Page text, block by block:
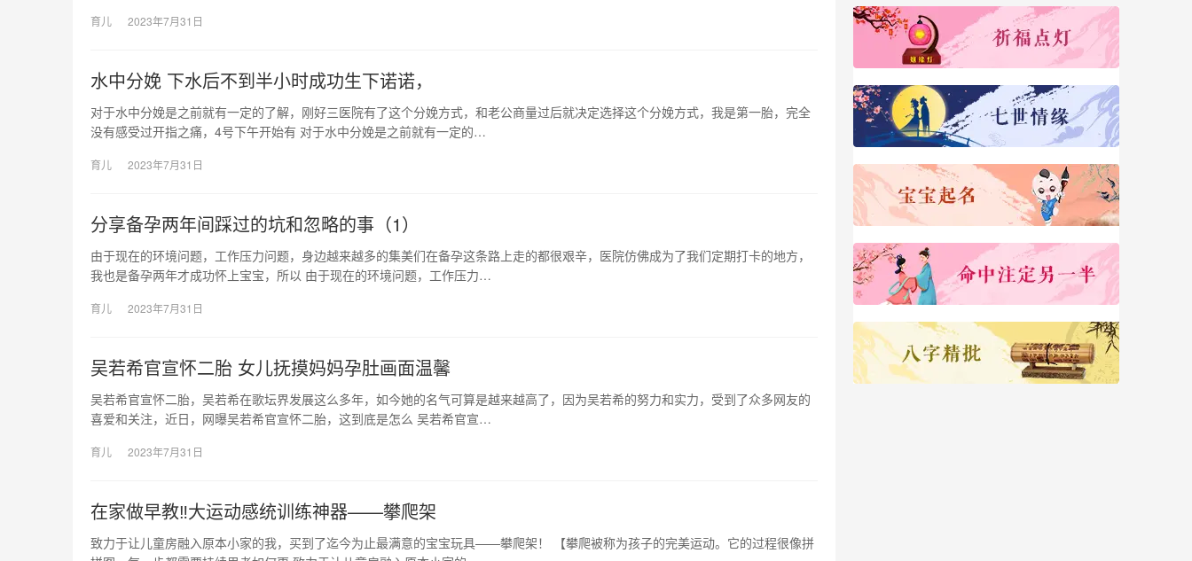
育儿 2023年7月31日
水中分娩 下水后不到半小时成功生下诺诺，
对于水中分娩是之前就有一定的了解，刚好三医院有了这个分娩方式，和老公商量过后就决定选择这个分娩方式，我是第一胎，完全
没有感受过开指之痛，4号下午开始有 对于水中分娩是之前就有一定的…
育儿 2023年7月31日
分享备孕两年间踩过的坑和忽略的事（1）
由于现在的环境问题，工作压力问题，身边越来越多的集美们在备孕这条路上走的都很艰辛，医院仿佛成为了我们定期打卡的地方，
我也是备孕两年才成功怀上宝宝，所以 由于现在的环境问题，工作压力…
育儿 2023年7月31日
吴若希官宣怀二胎 女儿抚摸妈妈孕肚画面温馨
吴若希官宣怀二胎，吴若希在歌坛界发展这么多年，如今她的名气可算是越来越高了，因为吴若希的努力和实力，受到了众多网友的
喜爱和关注，近日，网曝吴若希官宣怀二胎，这到底是怎么 吴若希官宣…
育儿 2023年7月31日
在家做早教‼大运动感统训练神器——攀爬架
致力于让儿童房融入原本小家的我，买到了迄今为止最满意的宝宝玩具——攀爬架！ 【攀爬被称为孩子的完美运动。它的过程很像拼